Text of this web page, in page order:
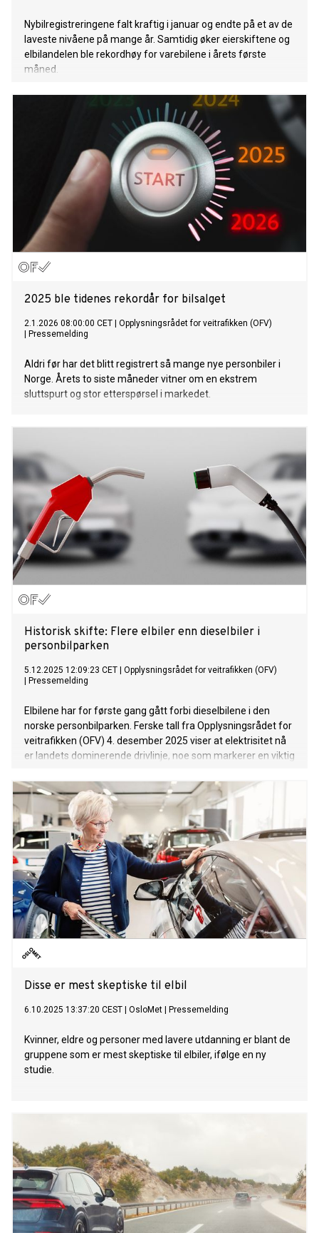
Nybilregistreringene falt kraftig i januar og endte på et av de
laveste nivåene på mange år. Samtidig øker eierskiftene og
elbilandelen ble rekordhøy for varebilene i årets første
måned.
2025 ble tidenes rekordår for bilsalget
2.1.2026 08:00:00 CET
Opplysningsrådet for veitrafikken (OFV)
Pressemelding
Aldri før har det blitt registrert så mange nye personbiler i
Norge. Årets to siste måneder vitner om en ekstrem
sluttspurt og stor etterspørsel i markedet.
Historisk skifte: Flere elbiler enn dieselbiler i
personbilparken
5.12.2025 12:09:23 CET
Opplysningsrådet for veitrafikken (OFV)
Pressemelding
Elbilene har for første gang gått forbi dieselbilene i den
norske personbilparken. Ferske tall fra Opplysningsrådet for
veitrafikken (OFV) 4. desember 2025 viser at elektrisitet nå
er landets dominerende drivlinje, noe som markerer en viktig
Disse er mest skeptiske til elbil
6.10.2025 13:37:20 CEST OsloMet Pressemelding
Kvinner, eldre og personer med lavere utdanning er blant de
gruppene som er mest skeptiske til elbiler, ifølge en ny
studie.